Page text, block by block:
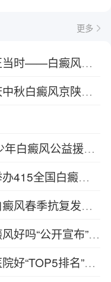
更多
慈善援助暖冬行，快速祛白正当时——白癜风冬季复色工程启动
西安远大皮肤病医院举办国庆中秋白癜风京陕专家联合会诊+援助活动
关于“健康中国-精准祛白” 青少年白癜风公益援助活动的通知
陕西远大白癜风医学研究院举办415全国白癜风防治日活动进行中
陕西远大白癜风医学研究院白癜风春季抗复发关爱行动开启
热点分析：西安远大治疗白癜风好吗“公开宣布”滥用化妆品会对白癜风产生什么影响?
评选发布：西安白癜风哪个医院好“TOP5排名”白癜风患者日常运动要留意什么?西安远大白癜风医院